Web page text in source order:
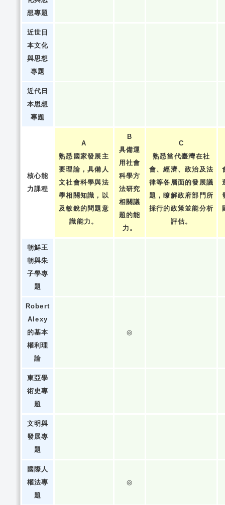
想專題
近世日
本文化
與思想
專題
近代日
本思想
專題
核心能
力課程
A
熟悉國家發展主
要理論，具備人
文社會科學與法
學相關知識，以
及敏銳的問題意
識能力。
B
具備運
用社會
科學方
法研究
相關議
題的能
力。
C
熟悉當代臺灣在社
會、經濟、政治及法
律等各層面的發展議
題，瞭解政府部門所
採行的政策並能分析
評估。
朝鮮王
朝與朱
子學專
題
Robert
Alexy
的基本
權利理
論
◎
東亞學
術史專
題
文明與
發展專
題
國際人
權法專
題
◎